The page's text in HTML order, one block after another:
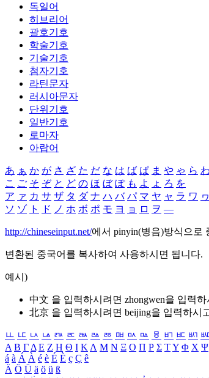
독일어
히브리어
괄호기호
학술기호
기술기호
첨자기호
라틴문자
러시아문자
단위기호
일반기호
로마자
아랍어
あ ぁ か が さ ざ た だ な は ば ぱ ま や ゃ ら わ
こ ご そ ぞ と ど の ほ ぼ ぽ も よ ょ ろ を
ア ァ カ サ ザ タ ダ ナ ハ バ パ マ ヤ ャ ラ ワ ヮ
ソ ゾ ト ド ノ ホ ボ ポ モ ヨ ョ ロ ヲ ―
http://chineseinput.net/에서 pinyin(병음)방식으로
변환된 중국어를 복사하여 사용하시면 됩니다.
예시)
中文 을 입력하시려면 zhongwen을 입력하
北京 을 입력하시려면 beijing을 입력하시
ㅥ ㅦ ㅧ ㅨ ㅩ ㅪ ㅫ ㅬ ㅭ ㅮ ㅯ ㅰ ㅱ ㅲ ㅳ ㅴ ㅵ
Α Β ΓΔ Ε Ζ Η Θ Ι ΚΛ Μ Ν Ξ Ο Π Ρ Σ ΤΥ Φ Χ Ψ
á à Á À é è É È ç Ç ê
Ä Ö Ü ä ö ü ß